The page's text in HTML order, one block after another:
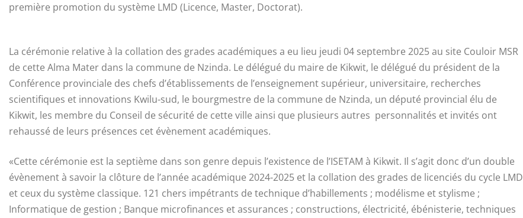
première promotion du système LMD (Licence, Master, Doctorat).
La cérémonie relative à la collation des grades académiques a eu lieu jeudi 04 septembre 2025 au site Couloir MSR
de cette Alma Mater dans la commune de Nzinda. Le délégué du maire de Kikwit, le délégué du président de la
Conférence provinciale des chefs d’établissements de l’enseignement supérieur, universitaire, recherches
scientifiques et innovations Kwilu-sud, le bourgmestre de la commune de Nzinda, un député provincial élu de
Kikwit, les membre du Conseil de sécurité de cette ville ainsi que plusieurs autres personnalités et invités ont
rehaussé de leurs présences cet évènement académiques.
«Cette cérémonie est la septième dans son genre depuis l’existence de l’ISETAM à Kikwit. Il s’agit donc d’un double
évènement à savoir la clôture de l’année académique 2024-2025 et la collation des grades de licenciés du cycle LMD
et ceux du système classique. 121 chers impétrants de technique d’habillements ; modélisme et stylisme ;
Informatique de gestion ; Banque microfinances et assurances ; constructions, électricité, ébénisterie, techniques